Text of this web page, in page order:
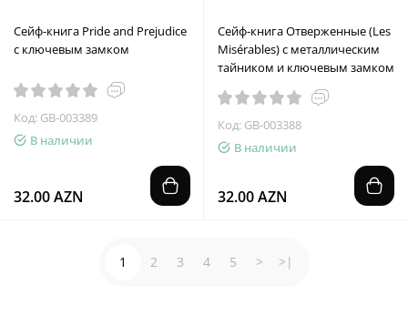
Сейф-книга Pride and Prejudice
с ключевым замком
Код: GB-003389
В наличии
32.00 AZN
Сейф-книга Отверженные (Les
Misérables) с металлическим
тайником и ключевым замком
Код: GB-003388
В наличии
32.00 AZN
1 2 3 4 5 > >|